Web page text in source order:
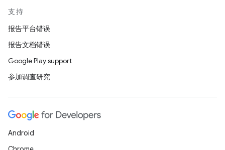
支持
报告平台错误
报告文档错误
Google Play support
参加调查研究
Android